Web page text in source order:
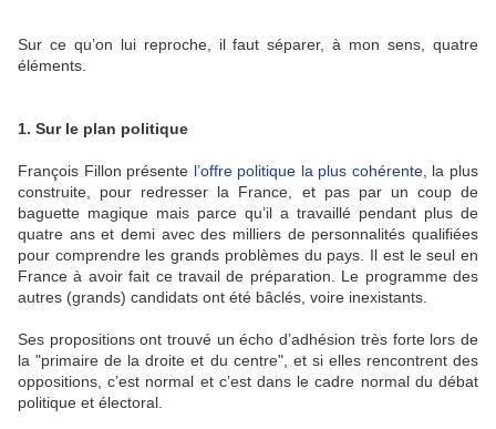
Sur ce qu’on lui reproche, il faut séparer, à mon sens, quatre
éléments.
1. Sur le plan politique
François Fillon présente l’offre politique la plus cohérente, la plus
construite, pour redresser la France, et pas par un coup de
baguette magique mais parce qu’il a travaillé pendant plus de
quatre ans et demi avec des milliers de personnalités qualifiées
pour comprendre les grands problèmes du pays. Il est le seul en
France à avoir fait ce travail de préparation. Le programme des
autres (grands) candidats ont été bâclés, voire inexistants.
Ses propositions ont trouvé un écho d’adhésion très forte lors de
la "primaire de la droite et du centre", et si elles rencontrent des
oppositions, c’est normal et c’est dans le cadre normal du débat
politique et électoral.